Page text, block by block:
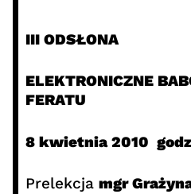
III ODSŁONA
ELEKTRONICZNE
FERATU
8 kwietnia 2010
Prelekcja mgr